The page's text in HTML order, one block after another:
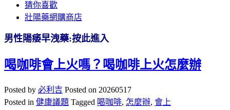
猜你喜歡
壯陽藥網購商店
男性陽痿早洩藥:按此進入
喝咖啡會上火嗎？喝咖啡上火怎麼辦
Posted by 必利吉 Posted on 20260517
Posted in 健康議題 Tagged 喝咖啡, 怎麼辦, 會上